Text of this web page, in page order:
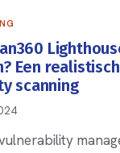
Een
scanning